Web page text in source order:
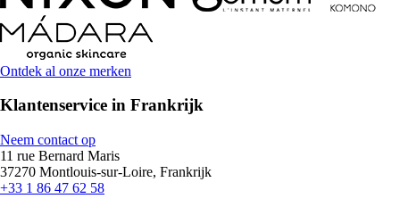
Ontdek al onze merken
Klantenservice in Frankrijk
Neem contact op
11 rue Bernard Maris
37270 Montlouis-sur-Loire, Frankrijk
+33 1 86 47 62 58